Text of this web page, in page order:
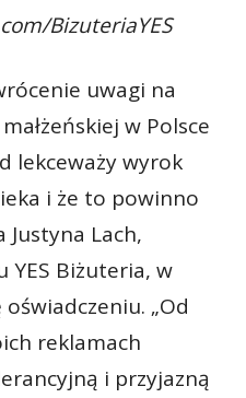
BizuteriaYES
uwagi na
w Polsce
lekceważy wyrok
i że to powinno
Justyna Lach,
Biżuteria, w
„Od
reklamach
i przyjazną